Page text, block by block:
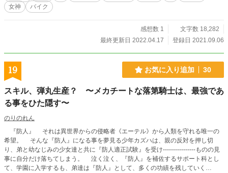
女神
バイク
感想数 1
文字数 18,282
最終更新日 2022.04.17
登録日 2021.09.06
19 お気に入り追加 30
スキル、弾丸生産？ 〜メカチートな落第騎士は、最強であ
る事をひた隠す〜
のりのれん
『防人』 それは異世界からの侵略者《エーテル》から人類を守れる唯一の
希望。 そんな『防人』になる事を夢見る少年カズハは、親の反対を押し切
り、弟と幼なじみの少女達と共に『防人適正試験』を受け----------------ものの見
事に自分だけ落ちてしまう。 泣く泣く、『防人』を補佐するサポート科とし
て、学園に入学するも、弟達は『防人』として、多くの功績を残していく